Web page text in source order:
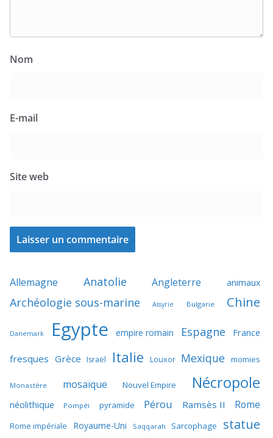
Nom
E-mail
Site web
Allemagne Anatolie Angleterre animaux
Archéologie sous-marine Assyrie Bulgarie Chine
Danemark Egypte empire romain Espagne France
fresques Grèce Israël Italie Louxor Mexique momies
Monastère mosaïque Nouvel Empire Nécropole
néolithique Pompéi pyramide Pérou Ramsès II Rome
Rome impériale Royaume-Uni Saqqarah Sarcophage statue